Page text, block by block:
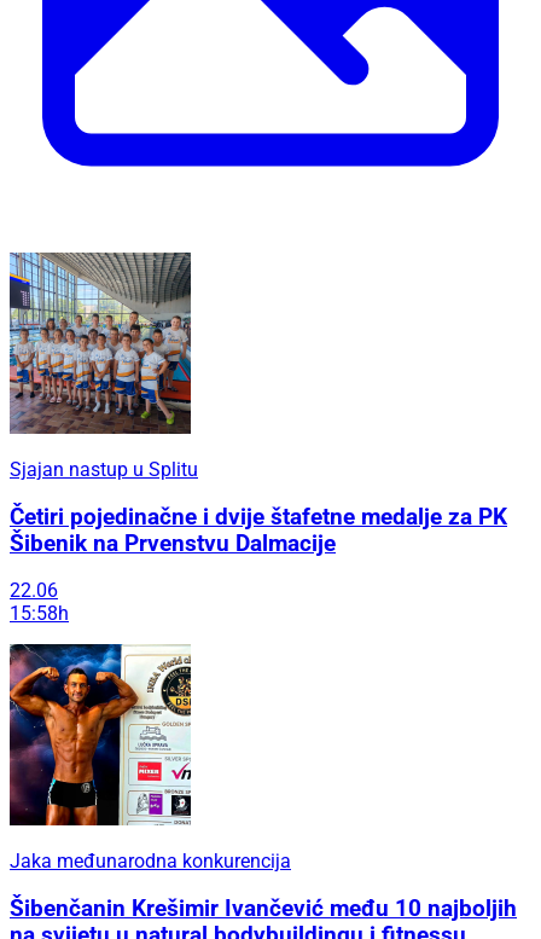
Sjajan nastup u Splitu
Četiri pojedinačne i dvije štafetne medalje za PK
Šibenik na Prvenstvu Dalmacije
22.06
15:58h
Jaka međunarodna konkurencija
Šibenčanin Krešimir Ivančević među 10 najboljih